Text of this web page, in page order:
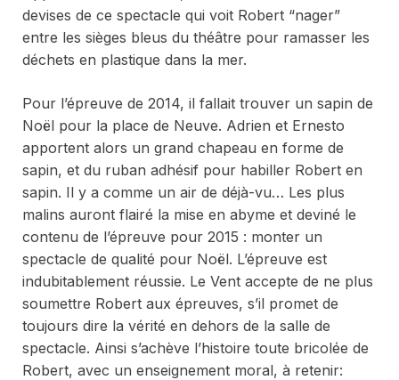
devises de ce spectacle qui voit Robert “nager”
entre les sièges bleus du théâtre pour ramasser les
déchets en plastique dans la mer.
Pour l’épreuve de 2014, il fallait trouver un sapin de
Noël pour la place de Neuve. Adrien et Ernesto
apportent alors un grand chapeau en forme de
sapin, et du ruban adhésif pour habiller Robert en
sapin. Il y a comme un air de déjà-vu… Les plus
malins auront flairé la mise en abyme et deviné le
contenu de l’épreuve pour 2015 : monter un
spectacle de qualité pour Noël. L’épreuve est
indubitablement réussie. Le Vent accepte de ne plus
soumettre Robert aux épreuves, s’il promet de
toujours dire la vérité en dehors de la salle de
spectacle. Ainsi s’achève l’histoire toute bricolée de
Robert, avec un enseignement moral, à retenir: